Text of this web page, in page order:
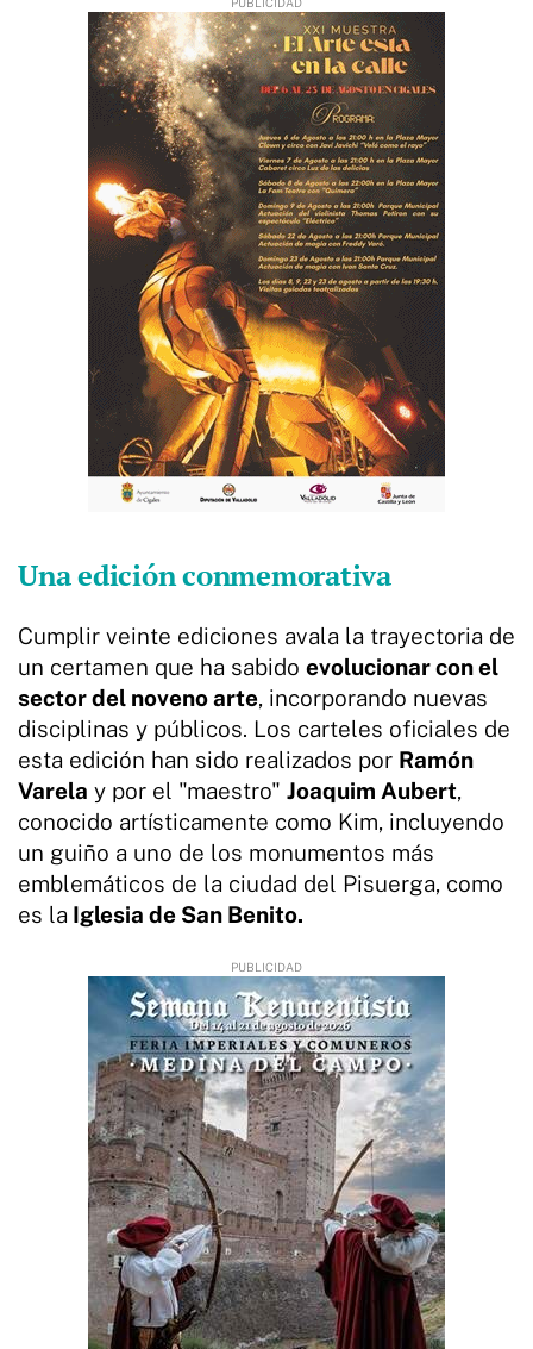
Una edición conmemorativa
Cumplir veinte ediciones avala la trayectoria de
un certamen que ha sabido evolucionar con el
sector del noveno arte, incorporando nuevas
disciplinas y públicos. Los carteles oficiales de
esta edición han sido realizados por Ramón
Varela y por el "maestro" Joaquim Aubert,
conocido artísticamente como Kim, incluyendo
un guiño a uno de los monumentos más
emblemáticos de la ciudad del Pisuerga, como
es la Iglesia de San Benito.